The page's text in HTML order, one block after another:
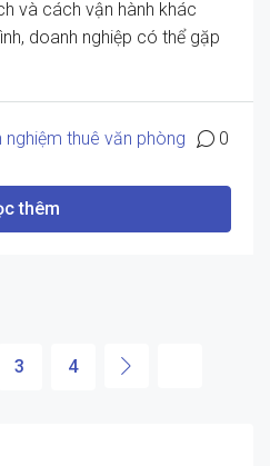
và cách vận hành khác
doanh nghiệp có thể gặp
nghiệm thuê văn phòng 0
thêm
3 4